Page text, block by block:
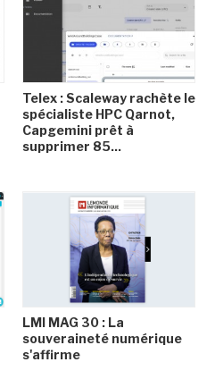
Telex : Scaleway rachète le
spécialiste HPC Qarnot,
Capgemini prêt à
supprimer 85...
LMI MAG 30 : La
souveraineté numérique
s'affirme